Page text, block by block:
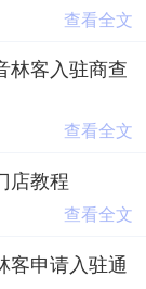
查看全文
林客入驻商查
查看全文
店教程
查看全文
客申请入驻通